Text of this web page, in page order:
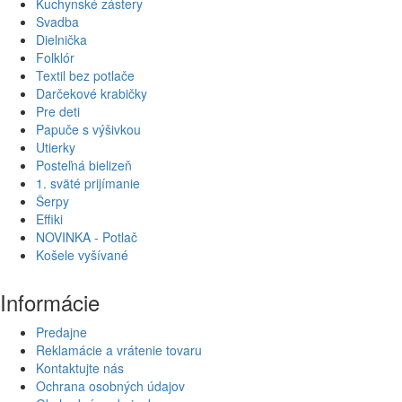
calendar wheel.www.replicaswatches.online
The Sapphire crystal also tag heuer replica watches the
showcasing of the date window.
Svadba
Dielnička
Folklór
Textil bez potlače
Darčekové krabičky
Pre deti
Papuče s výšivkou
Utierky
Posteľná bielizeň
1. sväté prijímanie
Šerpy
Effiki
NOVINKA - Potlač
Košele vyšívané
Informácie
Predajne
Reklamácie a vrátenie tovaru
Kontaktujte nás
Ochrana osobných údajov